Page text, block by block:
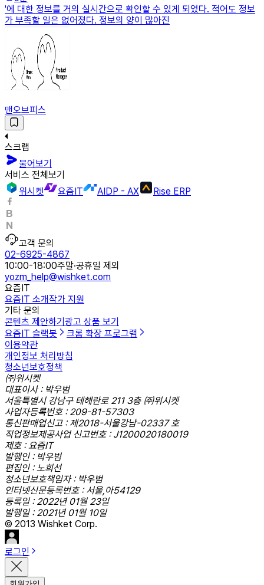
'에 대한 정보를 거의 실시간으로 확인할 수 있게 되었다. 적어도 정보
가 부족할 일은 없어졌다. 정보의 양이 많아진
맨오브피스
스크랩
물어보기
서비스 전체보기
위시켓
요즘IT AIDP - AX Rise ERP
고객 문의
02-6925-4867
10:00-18:00주말·공휴일 제외
yozm_help@wishket.com
요즘IT
요즘IT 소개작가 지원
기타 문의
콘텐츠 제안하기 광고 상품 보기
요즘IT 슬랙봇
크롬 확장 프로그램
이용약관
개인정보 처리방침
청소년보호정책
㈜위시켓
대표이사 : 박우범
서울특별시 강남구 테헤란로 211 3층 ㈜위시켓
사업자등록번호 : 209-81-57303
통신판매업신고 : 제2018-서울강남-02337 호
직업정보제공사업 신고번호 : J1200020180019
제호 : 요즘IT
발행인 : 박우범
편집인 : 노희선
청소년보호책임자 : 박우범
인터넷신문등록번호 : 서울,아54129
등록일 : 2022년 01월 23일
발행일 : 2021년 01월 10일
© 2013 Wishket Corp.
로그인